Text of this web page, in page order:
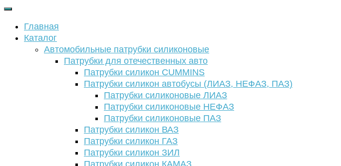
Главная
Каталог
Автомобильные патрубки силиконовые
Патрубки для отечественных авто
Патрубки силикон CUMMINS
Патрубки силикон автобусы (ЛИАЗ, НЕФАЗ, ПАЗ)
Патрубки силиконовые ЛИАЗ
Патрубки силиконовые НЕФАЗ
Патрубки силиконовые ПАЗ
Патрубки силикон ВАЗ
Патрубки силикон ГАЗ
Патрубки силикон ЗИЛ
Патрубки силикон КАМАЗ